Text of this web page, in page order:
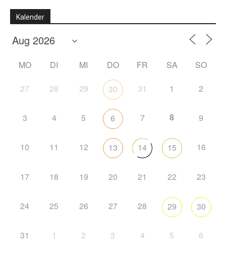
Kalender
MO DI MI DO FR SA SO
27 28 29 30 31 1 2
3 4 5 6 7 8 9
10 11 12 13 14 15 16
17 18 19 20 21 22 23
24 25 26 27 28 29 30
31 1 2 3 4 5 6